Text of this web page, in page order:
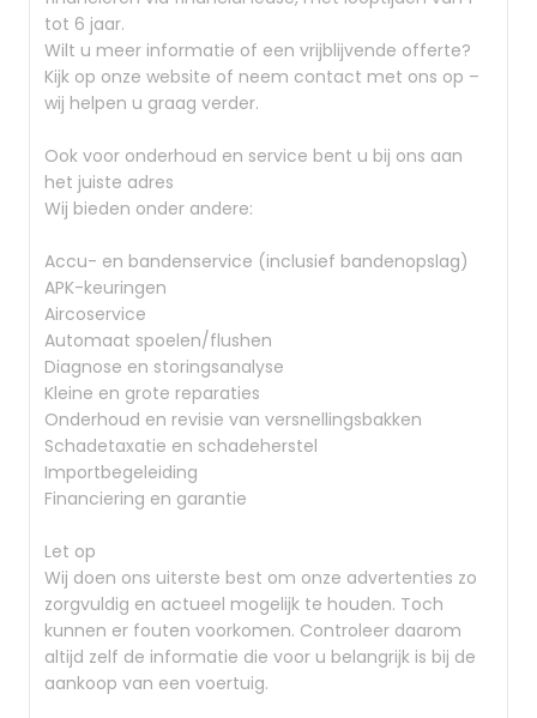
tot 6 jaar.
Wilt u meer informatie of een vrijblijvende offerte?
Kijk op onze website of neem contact met ons op –
wij helpen u graag verder.
Ook voor onderhoud en service bent u bij ons aan
het juiste adres
Wij bieden onder andere:
Accu- en bandenservice (inclusief bandenopslag)
APK-keuringen
Aircoservice
Automaat spoelen/flushen
Diagnose en storingsanalyse
Kleine en grote reparaties
Onderhoud en revisie van versnellingsbakken
Schadetaxatie en schadeherstel
Importbegeleiding
Financiering en garantie
Let op
Wij doen ons uiterste best om onze advertenties zo
zorgvuldig en actueel mogelijk te houden. Toch
kunnen er fouten voorkomen. Controleer daarom
altijd zelf de informatie die voor u belangrijk is bij de
aankoop van een voertuig.